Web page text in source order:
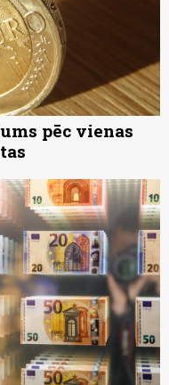
pēc vienas